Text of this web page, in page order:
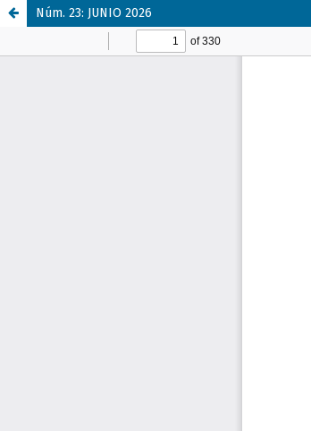
Núm. 23: JUNIO 2026